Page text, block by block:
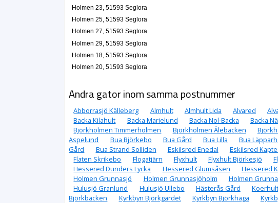
Holmen 23, 51593 Seglora
Holmen 25, 51593 Seglora
Holmen 27, 51593 Seglora
Holmen 29, 51593 Seglora
Holmen 18, 51593 Seglora
Holmen 20, 51593 Seglora
Andra gator inom samma postnummer
Abborrasjö Källeberg Almhult Almhult Lida Alvared
Backa Kilahult
Backa Marielund Backa Nol-Backa Backa
Björkholmen Timmerholmen
Björkholmen Älebacken
Aspelund
Bua Björkebo Bua Gård Bua Lilla Bua
Gård
Bua Strand Solliden Eskilsred Enedal Eskilsred
Flaten Skrikebo
Flogatjärn Flyxhult Flyxhult Björkesjö
Hessered Dunders Lycka
Hessered Glumsåsen Hessered
Holmen Grunnasjö
Holmen Grunnasjöholm Holmen
Hulusjö Granlund
Hulusjö Ullebo Hästerås Gård Koerhult
Björkbacken
Kyrkbyn Björkgärdet Kyrkbyn Björkhaga